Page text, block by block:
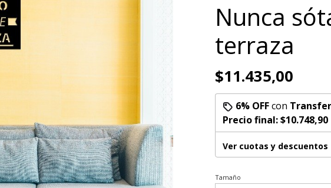
Nunca
terraza
$11.435,00
6% OFFcon
Precio final:$10.748,90
Ver cuotas y descuentos
Tamaño